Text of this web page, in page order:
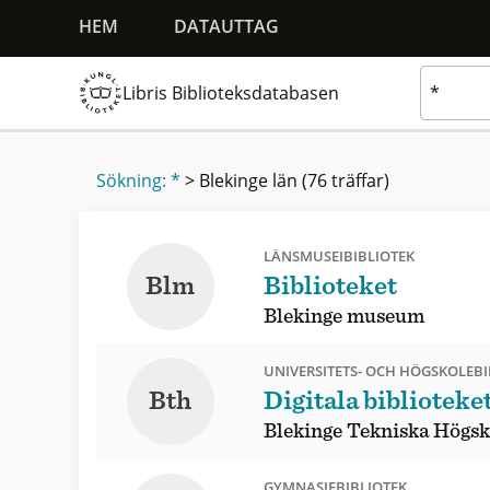
HEM DATAUTTAG
Libris Biblioteksdatabasen
Sökning: * > Blekinge län (76 träffar)
Blm
LÄNSMUSEIBIBLIOTEK
Biblioteket
Blekinge museum
Bth
UNIVERSITETS- OCH
Digitala
Blekinge Tekniska